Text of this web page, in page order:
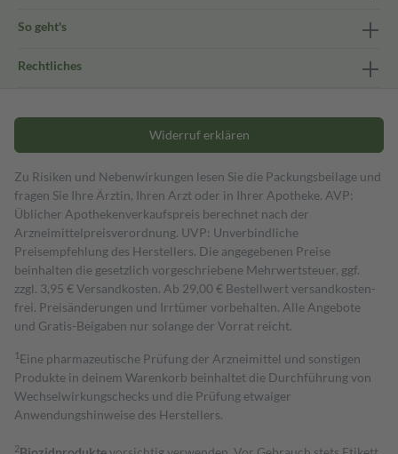
So geht's
Rechtliches
Widerruf erklären
Zu Risiken und Nebenwirkungen lesen Sie die Packungsbeilage und
fragen Sie Ihre Ärztin, Ihren Arzt oder in Ihrer Apotheke. AVP:
Üblicher Apothekenverkaufspreis berechnet nach der
Arzneimittelpreisverordnung. UVP: Unverbindliche
Preisempfehlung des Herstellers. Die angegebenen Preise
beinhalten die gesetzlich vorgeschriebene Mehrwertsteuer, ggf.
zzgl. 3,95 € Versandkosten. Ab 29,00 € Bestell­wert versand­kosten­
frei. Preisänderungen und Irrtümer vorbehalten. Alle Angebote
und Gratis-Beigaben nur solange der Vorrat reicht.
1 Eine pharmazeutische Prüfung der Arzneimittel und sonstigen
Produkte in deinem Warenkorb beinhaltet die Durchführung von
Wechselwirkungschecks und die Prüfung etwaiger
Anwendungshinweise des Herstellers.
2